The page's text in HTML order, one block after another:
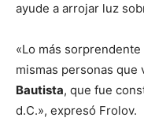
ayude a arrojar luz
«Lo más
mismas personas que
Bautista, que fue
d.C.», expresó Frolov.